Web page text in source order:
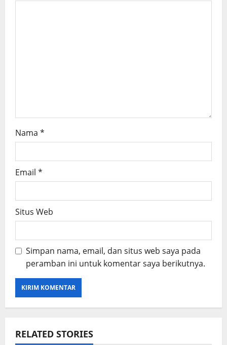
Nama *
Email *
Situs Web
Simpan nama, email, dan situs web saya pada
peramban ini untuk komentar saya berikutnya.
RELATED STORIES